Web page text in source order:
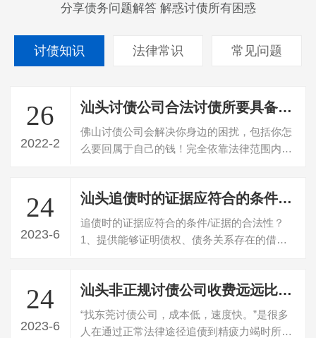
分享债务问题解答 解惑讨债所有困惑
讨债知识 法律常识 常见问题
26
2022-2
汕头讨债公司合法讨债所要具备的条件有哪些
佛山讨债公司会解决你身边的困扰，包括你怎
么要回属于自己的钱！完全依靠法律范围内的
24
2023-6
汕头追债时的证据应符合的条件/证据的合法性？
追债时的证据应符合的条件/证据的合法性？
1、提供能够证明债权、债务关系存在的借
24
2023-6
汕头非正规讨债公司收费远远比承诺的高
“找东莞讨债公司，成本低，速度快。”是很多
人在通过正常法律途径追债到精疲力竭时所一